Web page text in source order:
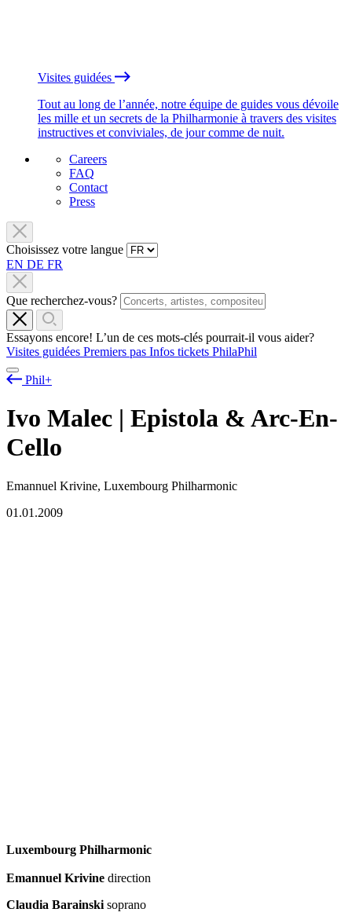
Visites guidées
Tout au long de l’année, notre équipe de guides vous dévoile
les mille et un secrets de la Philharmonie à travers des visites
instructives et conviviales, de jour comme de nuit.
Careers
FAQ
Contact
Press
Choisissez votre langue
EN DE FR
Que recherchez-vous?
Essayons encore! L’un de ces mots-clés pourrait-il vous aider?
Visites guidées Premiers pas Infos tickets PhilaPhil
Phil+
Ivo Malec | Epistola & Arc-En-
Cello
Emannuel Krivine, Luxembourg Philharmonic
01.01.2009
Luxembourg Philharmonic
Emannuel Krivine direction
Claudia Barainski soprano